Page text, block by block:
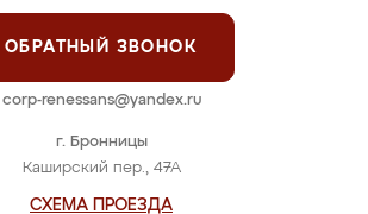
г. Бронницы
Каширский пер., 47А
СХЕМА ПРОЕЗДА
ОБРАТНЫЙ ЗВОНОК
corp-renessans@yandex.ru